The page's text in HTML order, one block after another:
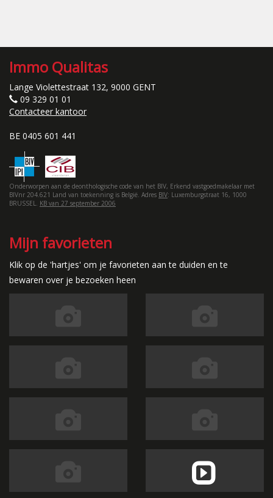
Immo Qualitas
Lange Violettestraat 132, 9000 GENT
09 329 01 01
Contacteer kantoor
BE 0405 601 441
Onderworpen aan de deonthologische code van het BIV, Erkend vastgoedmakelaar met
BIVnr 204.621 Land van toekenning is België. Adres BIV: Luxemburgstraat 16, 1000
BRUSSEL. KB van 27 september 2006
Mijn favorieten
Klik op de 'hartjes' om je favorieten aan te duiden en te
bewaren over je bezoeken heen